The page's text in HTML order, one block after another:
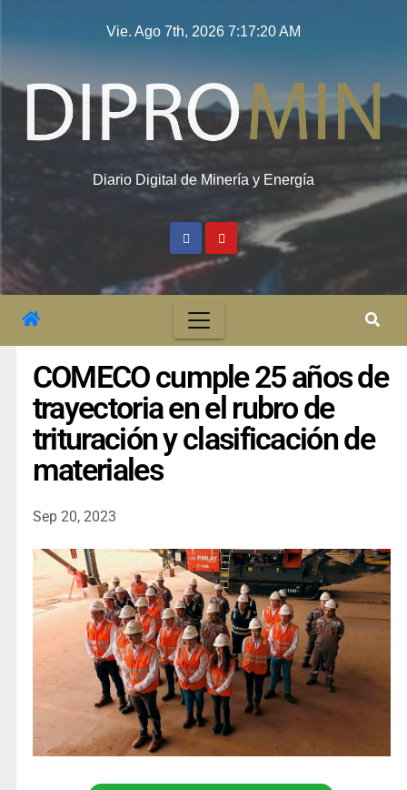
Vie. Ago 7th, 2026 7:17:21 AM
Diario Digital de Minería y Energía
COMECO cumple 25 años de
trayectoria en el rubro de
trituración y clasificación de
materiales
Sep 20, 2023